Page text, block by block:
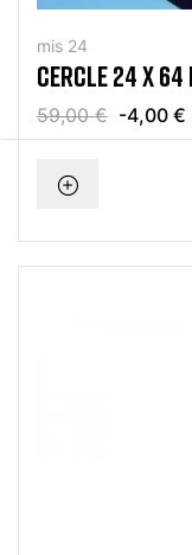
mis 24
CERCLE 24 X 64
59,00 € -4,00 €